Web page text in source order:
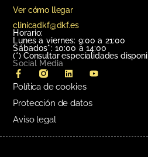
Ver cómo llegar
clinicadkf@dkf.es
Horario:
Lunes a viernes: 9:00 a 21:00
Sábados*: 10:00 a 14:00
(*) Consultar especialidades
Social Media
Política de cookies
Protección de datos
Aviso legal